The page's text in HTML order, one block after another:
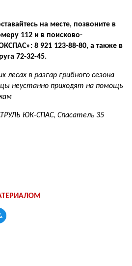
на месте, позвоните в
112 и в поисково-
8 921 123-88-80, а также в
72-32-45.
лесах в разгар грибного сезона
неустанно приходят на помощь
ЮК-СПАС, Спасатель 35